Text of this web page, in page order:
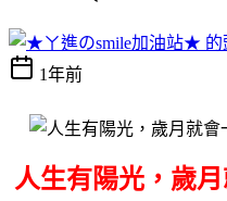
1年前
人生有陽光，歲